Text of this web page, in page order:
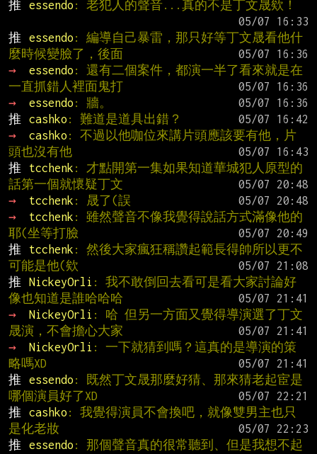
推
essendo : 老犯人的聲音...真的不是丁文晟欸！
推
essendo : 編導自己暴雷，那只好等丁文晟看他什
麼時候變臉了，後面
→
essendo : 還有二個案件，都演一半了看來就是在
一直抓錯人裡面鬼打
→
essendo : 牆。
推
cashko : 難道是道具出錯？
→
cashko : 不過以他咖位來講片頭應該要有他，片
頭也沒有他
推
tcchenk : 才點開第一集如果知道華城犯人原型的
話第一個就懷疑丁文
→
tcchenk : 晟了(誤
→
tcchenk : 雖然聲音不像我覺得說話方式滿像他的
耶(坐等打臉
推
tcchenk : 然後大家瘋狂稱讚起範長得帥所以更不
可能是他(欸
推
NickeyOrli : 我不敢倒回去看可是看大家討論好
像也知道是誰哈哈哈
→
NickeyOrli : 哈 但另一方面又覺得導演選了丁文
晟演，不會擔心大家
→
NickeyOrli : 一下就猜到嗎？這真的是導演的策
略嗎XD
推
essendo : 既然丁文晟那麼好猜、那來猜老起宦是
哪個演員好了XD
推
cashko : 我覺得演員不會換吧，就像雙男主也只
是化老妝
推
essendo : 那個聲音真的很常聽到、但是我想不起